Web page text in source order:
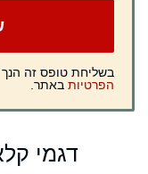
בשליחת טופס זה
הפרטיות באתר.
דגמי קלאב